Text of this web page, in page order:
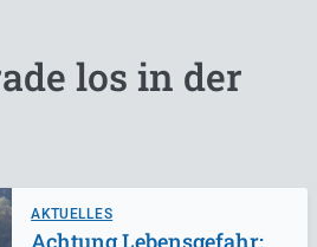
los in der
AKTUELLES